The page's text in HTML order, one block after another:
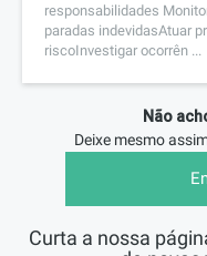
responsabilidades
paradas indevidasAtuar
riscoInvestigar ocorrên ...
Não
Deixe mesmo
Curta a nossa